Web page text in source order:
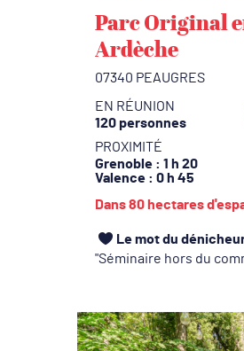
Parc Original
Ardèche
07340 PEAUGRES
EN RÉUNION
120 personnes
PROXIMITÉ
Grenoble : 1 h 20
Valence : 0 h 45
Dans 80 hectares
Le mot du
Séminaire hors du